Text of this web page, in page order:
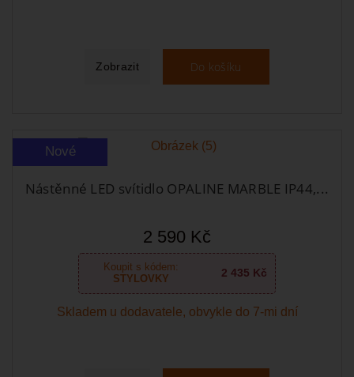
Zobrazit Do košíku
Nové
Nástěnné LED svítidlo OPALINE MARBLE IP44,...
2 590 Kč
Koupit s kódem:
STYLOVKY
2 435 Kč
Skladem u dodavatele, obvykle do 7-mi dní